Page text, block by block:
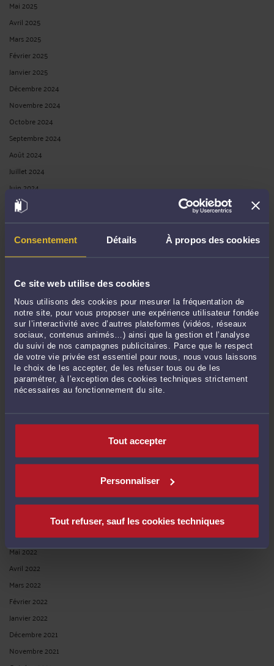
Consentement Détails À propos des cookies
Ce site web utilise des cookies
Nous utilisons des cookies pour mesurer la fréquentation de
notre site, pour vous proposer une expérience utilisateur fondée
sur l’interactivité avec d’autres plateformes (vidéos, réseaux
sociaux, contenus animés…) ainsi que la gestion et l’analyse
du suivi de nos campagnes publicitaires. Parce que le respect
de votre vie privée est essentiel pour nous, nous vous laissons
le choix de les accepter, de les refuser tous ou de les
paramétrer, à l’exception des cookies techniques strictement
nécessaires au fonctionnement du site.
Tout accepter
Personnaliser
Tout refuser, sauf les cookies techniques
Mai 2025
Avril 2025
Mars 2025
Février 2025
Janvier 2025
Décembre 2024
Novembre 2024
Octobre 2024
Septembre 2024
Août 2024
Juillet 2024
Juin 2024
Mai 2024
Avril 2024
Mars 2024
Février 2024
Décembre 2023
Novembre 2023
Octobre 2023
Septembre 2023
Juin 2023
Mai 2023
Avril 2023
Octobre 2022
Août 2022
Juin 2022
Mai 2022
Avril 2022
Mars 2022
Février 2022
Janvier 2022
Décembre 2021
Novembre 2021